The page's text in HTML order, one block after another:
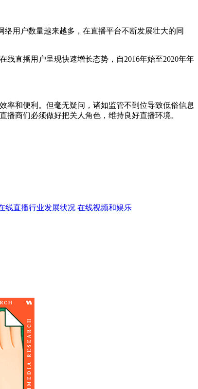
用户数量越来越多，在直播平台不断发展壮大的同
直播用户呈现快速增长态势，自2016年始至2020年年
和便利。但毫无疑问，诸如监管不到位导致低俗信息
商们必须做好把关人角色，维持良好直播环境。
线直播行业发展状况 在线视频和娱乐